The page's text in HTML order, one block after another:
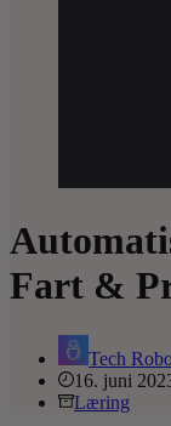
Fart &
Tech
16. juni
Læring